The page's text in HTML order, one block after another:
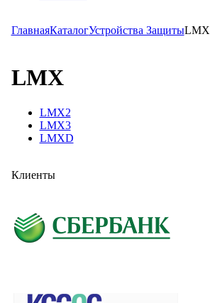
ГлавнаяКаталогУстройства ЗащитыLMX
LMX
LMX2
LMX3
LMXD
Клиенты